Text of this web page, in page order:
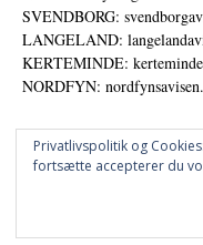
SVENDBORG:
LANGELAND:
KERTEMINDE:
NORDFYN:
© DANSKE DIGITALE
Privatlivspolitik og
fortsætte accepterer du